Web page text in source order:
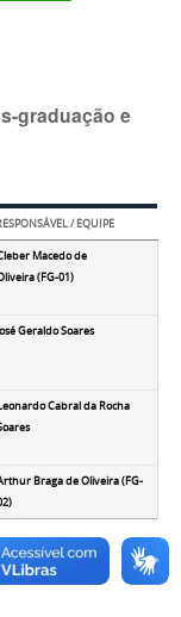
graduação e
/ EQUIPE
Macedo de
(FG-01)
Geraldo Soares
Cabral da Rocha
Braga de Oliveira(FG-